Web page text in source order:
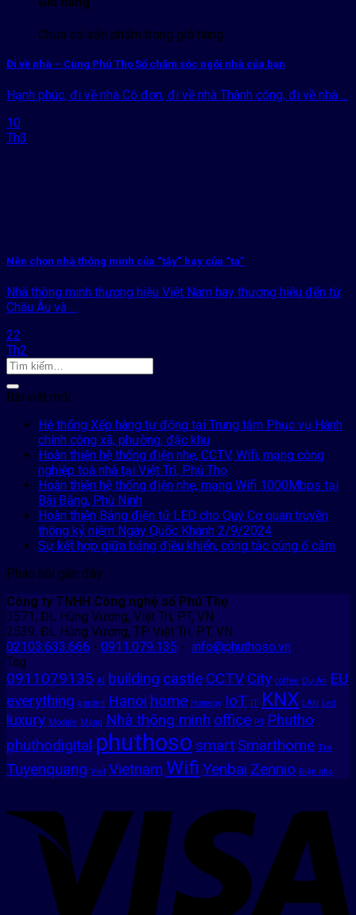
Chưa có sản phẩm trong giỏ hàng.
Đi về nhà – Cùng Phú Thọ Số chăm sóc ngôi nhà của bạn
Hạnh phúc, đi về nhà Cô đơn, đi về nhà Thành công, đi về nhà ...
10
Th3
Nên chọn nhà thông minh của “tây” hay của “ta”
Nhà thông minh thương hiệu Việt Nam hay thương hiệu đến từ
Châu Âu và ...
22
Th2
Bài viết mới
Hệ thống Xếp hàng tự động tại Trung tâm Phục vụ Hành
chính công xã, phường, đặc khu
Hoàn thiện hệ thống điện nhẹ, CCTV, Wifi, mạng công
nghiệp toà nhà tại Việt Trì, Phú Thọ
Hoàn thiện hệ thống điện nhẹ, mạng Wifi 1000Mbps tại
Bãi Bằng, Phù Ninh
Hoàn thiện Bảng điện tử LED cho Quý Cơ quan truyền
thông kỷ niệm Ngày Quốc Khánh 2/9/2024
Sự kết hợp giữa bảng điều khiển, công tắc cùng ổ cắm
Phản hồi gần đây
Công ty TNHH Công nghệ số Phú Thọ
3571, ĐL Hùng Vương, Việt Trì, PT, VN
2539, ĐL Hùng Vương, TP Việt Trì, PT, VN
02103.633.666 - 0911.079.135 - info@phuthoso.vn
Tag
0911079135 AI building castle CCTV City coffee Dự Án EU
everything garden Hanoi home Homegy IoT IT KNX LAN Led
luxury Module Mạng Nhà thông minh office P3 Phutho
phuthodigital phuthoso smart Smarthome Tivi
Tuyenquang Viet Vietnam Wifi Yenbai Zennio Điện nhẹ